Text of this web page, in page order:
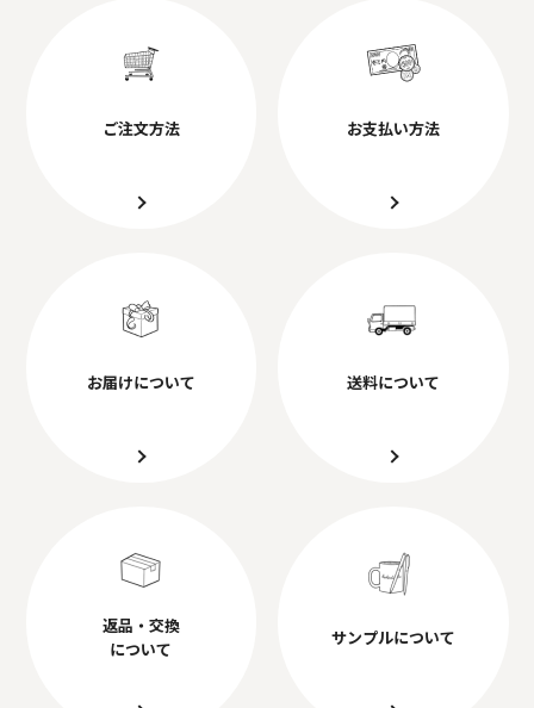
ご注文方法 お支払い方法
お届けについて 送料について
返品・交換
について
サンプルについて